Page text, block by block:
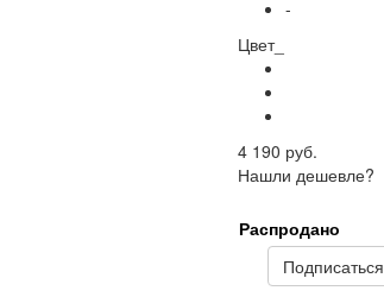
-
Цвет_
4 190 руб.
Нашли дешевле?
Распродано
Подписаться